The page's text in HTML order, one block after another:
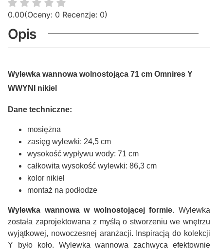
0.00(Oceny: 0 Recenzje: 0)
Opis
Wylewka wannowa wolnostojąca 71 cm Omnires Y
WWYNI nikiel
Dane techniczne:
mosiężna
zasięg wylewki: 24,5 cm
wysokość wypływu wody: 71 cm
całkowita wysokość wylewki: 86,3 cm
kolor nikiel
montaż na podłodze
Wylewka wannowa w wolnostojącej formie. Wylewka
została zaprojektowana z myślą o stworzeniu we wnętrzu
wyjątkowej, nowoczesnej aranżacji. Inspiracją do kolekcji
Y było koło. Wylewka wannowa zachwyca efektownie